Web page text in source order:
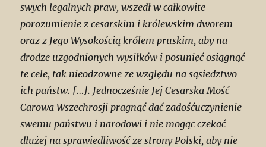
swych legalnych praw, wszedł w całkowite
porozumienie z cesarskim i królewskim dworem
oraz z Jego Wysokością królem pruskim, aby na
drodze uzgodnionych wysiłków i posunięć osiągnąć
te cele, tak nieodzowne ze względu na sąsiedztwo
ich państw. […]. Jednocześnie Jej Cesarska Mość
Carowa Wszechrosji pragnąć dać zadośćuczynienie
swemu państwu i narodowi i nie mogąc czekać
dłużej na sprawiedliwość ze strony Polski, aby nie